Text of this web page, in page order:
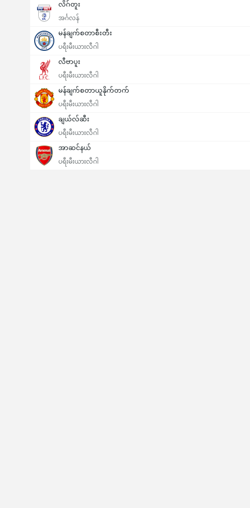
လိဂ်တူး
အင်္ဂလန်
မန်ချက်စတာစီးတီး
ပရီးမီးယားလီဂါ
လီဗာပူး
ပရီးမီးယားလီဂါ
မန်ချက်စတာယူနိုက်တက်
ပရီးမီးယားလီဂါ
ချယ်လ်ဆီး
ပရီးမီးယားလီဂါ
အာဆင်နယ်
ပရီးမီးယားလီဂါ